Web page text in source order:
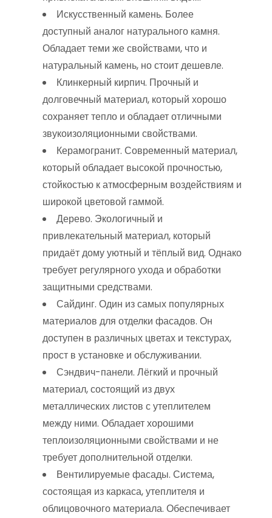
Искусственный камень. Более
доступный аналог натурального камня.
Обладает теми же свойствами, что и
натуральный камень, но стоит дешевле.
Клинкерный кирпич. Прочный и
долговечный материал, который хорошо
сохраняет тепло и обладает отличными
звукоизоляционными свойствами.
Керамогранит. Современный материал,
который обладает высокой прочностью,
стойкостью к атмосферным воздействиям и
широкой цветовой гаммой.
Дерево. Экологичный и
привлекательный материал, который
придаёт дому уютный и тёплый вид. Однако
требует регулярного ухода и обработки
защитными средствами.
Сайдинг. Один из самых популярных
материалов для отделки фасадов. Он
доступен в различных цветах и текстурах,
прост в установке и обслуживании.
Сэндвич-панели. Лёгкий и прочный
материал, состоящий из двух
металлических листов с утеплителем
между ними. Обладает хорошими
теплоизоляционными свойствами и не
требует дополнительной отделки.
Вентилируемые фасады. Система,
состоящая из каркаса, утеплителя и
облицовочного материала. Обеспечивает